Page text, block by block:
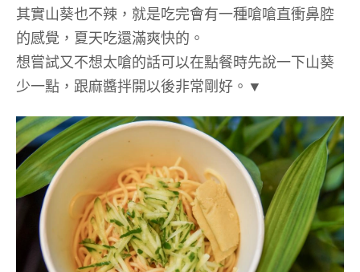
其實山葵也不辣，就是吃完會有一種嗆嗆直衝鼻腔
的感覺，夏天吃還滿爽快的。
想嘗試又不想太嗆的話可以在點餐時先說一下山葵
少一點，跟麻醬拌開以後非常剛好。▼